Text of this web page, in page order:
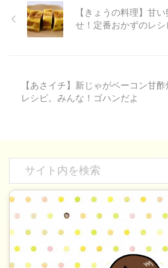
【きょうの料理】甘
せ！定番おかずのレシ
【あさイチ】新じゃがベーコン甘
レシピ。みんな！ゴハンだよ